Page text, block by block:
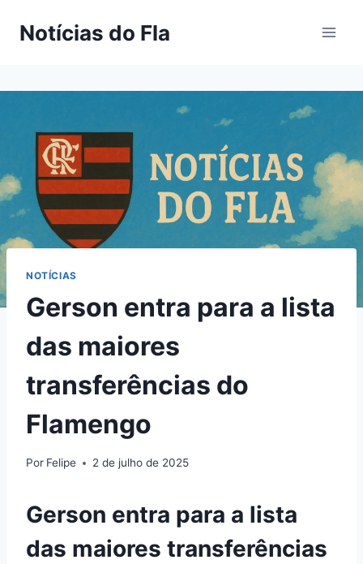
paraNotícias do Fla
NOTÍCIAS
Gerson entra para a lista
das maiores
transferências do
Flamengo
Por Felipe 2 de julho de 2025
Gerson entra para a lista
das maiores transferências